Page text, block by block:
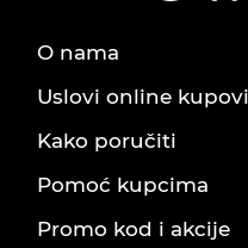
O nama
Uslovi online
Kako poručiti
Pomoć kupcima
Promo kod i akcije